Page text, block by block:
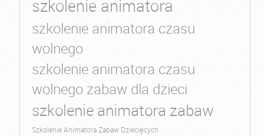
szkolenie animatora
szkolenie animatora czasu
wolnego
szkolenie animatora czasu
wolnego zabaw dla dzieci
szkolenie animatora zabaw
Szkolenie Animatora Zabaw Dziecięcych